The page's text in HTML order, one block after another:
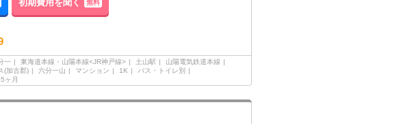
初期費用を聞く 無料
一 東海道本線・山陽本線<JR神戸線> 土山駅
山陽電気鉄道本線
(加古郡) 六分一山 マンション 1K
バス・トイレ別
ヶ月